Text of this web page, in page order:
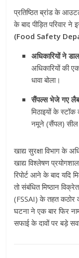
प्रतिष्ठित ब्रांड के
के बाद पीड़ित परिवार
(Food Safety
अधिकारियों ने
अधिकारियों की
धावा बोला।
सैंपल्स भेजे गए
मिठाइयों के
नमूने (सैंपल) सील
खाद्य सुरक्षा विभाग के
खाद्य विश्लेषण
रिपोर्ट आने के बाद यदि
तो संबंधित मिष्ठान
(FSSAI) के तहत कठोर
घटना ने एक बार फिर
सफाई के दावों पर बड़े